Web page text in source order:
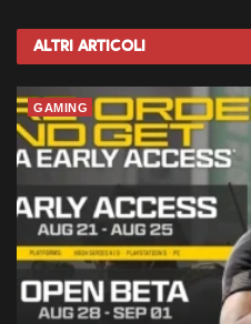
Altri Articoli
GAMING